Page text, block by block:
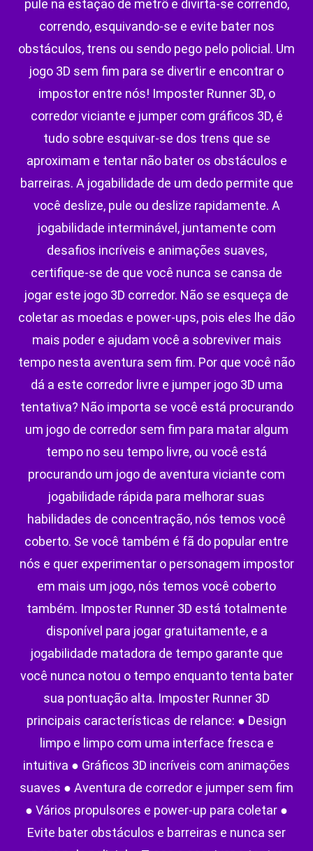
pule na estação de metrô e divirta-se correndo,
correndo, esquivando-se e evite bater nos
obstáculos, trens ou sendo pego pelo policial. Um
jogo 3D sem fim para se divertir e encontrar o
impostor entre nós! Imposter Runner 3D, o
corredor viciante e jumper com gráficos 3D, é
tudo sobre esquivar-se dos trens que se
aproximam e tentar não bater os obstáculos e
barreiras. A jogabilidade de um dedo permite que
você deslize, pule ou deslize rapidamente. A
jogabilidade interminável, juntamente com
desafios incríveis e animações suaves,
certifique-se de que você nunca se cansa de
jogar este jogo 3D corredor. Não se esqueça de
coletar as moedas e power-ups, pois eles lhe dão
mais poder e ajudam você a sobreviver mais
tempo nesta aventura sem fim. Por que você não
dá a este corredor livre e jumper jogo 3D uma
tentativa? Não importa se você está procurando
um jogo de corredor sem fim para matar algum
tempo no seu tempo livre, ou você está
procurando um jogo de aventura viciante com
jogabilidade rápida para melhorar suas
habilidades de concentração, nós temos você
coberto. Se você também é fã do popular entre
nós e quer experimentar o personagem impostor
em mais um jogo, nós temos você coberto
também. Imposter Runner 3D está totalmente
disponível para jogar gratuitamente, e a
jogabilidade matadora de tempo garante que
você nunca notou o tempo enquanto tenta bater
sua pontuação alta. Imposter Runner 3D
principais características de relance: ● Design
limpo e limpo com uma interface fresca e
intuitiva ● Gráficos 3D incríveis com animações
suaves ● Aventura de corredor e jumper sem fim
● Vários propulsores e power-up para coletar ●
Evite bater obstáculos e barreiras e nunca ser